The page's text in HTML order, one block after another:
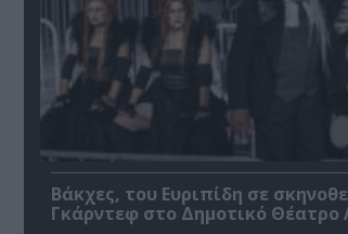
Βάκχες, του Ευριπίδη σε
Γκάρντεφ στο Δημοτικό Θέατρο